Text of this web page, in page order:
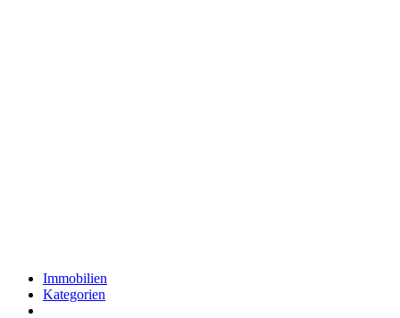
Immobilien
Kategorien